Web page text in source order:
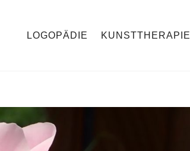
LOGOPÄDIE KUNSTTHERAPIE